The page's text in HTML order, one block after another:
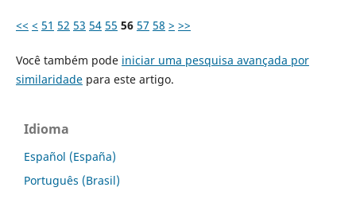
<< < 51 52 53 54 55 56 57 58 > >>
Você também pode iniciar uma pesquisa avançada por
similaridadepara este artigo.
Idioma
Español (España)
Português (Brasil)